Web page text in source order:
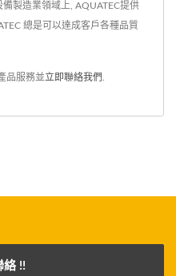
製造業領域上, AQUATEC提供
總是可以達成客戶各種品質
品服務並 立即聯絡我們
絡 !!